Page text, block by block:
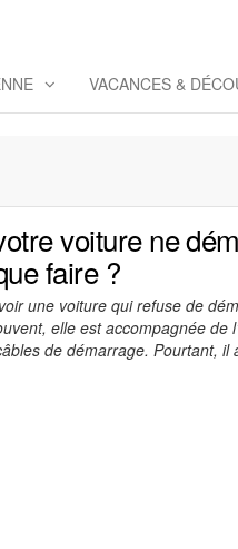
VACANCES &
voiture ne
faire ?
une voiture qui refuse de
elle est accompagnée de
de démarrage. Pourtant, il